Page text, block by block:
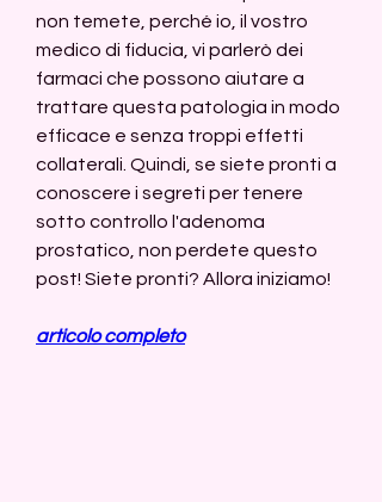
non temete, perché io, il vostro
medico di fiducia, vi parlerò dei
farmaci che possono aiutare a
trattare questa patologia in modo
efficace e senza troppi effetti
collaterali. Quindi, se siete pronti a
conoscere i segreti per tenere
sotto controllo l'adenoma
prostatico, non perdete questo
post! Siete pronti? Allora iniziamo!
articolo completo